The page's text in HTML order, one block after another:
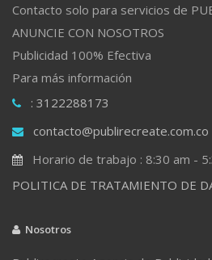
Contacto solo para servicios de
ANUNCIE CON NOSOTROS
Publicidad 100% Efectiva
Para más información
: 3122288173
contacto@publirecreate.com.co
Horario de trabajo : 8:30 am -
POLITICA DE TRATAMIENTO DE
Nosotros